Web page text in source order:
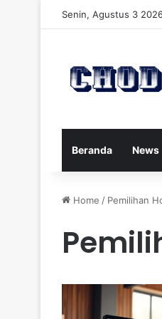
Senin, Agustus 3
Beranda News
Home / Pemilihan